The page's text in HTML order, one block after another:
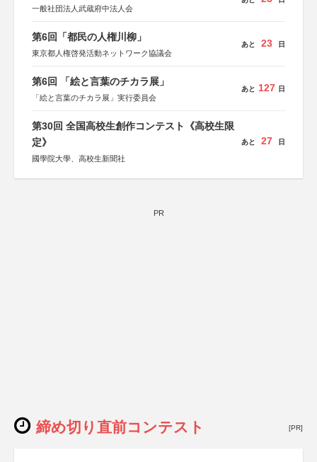
一般社団法人武蔵府中法人会
第6回「都民の人権川柳」
東京都人権啓発活動ネットワーク協議会
あと 23 日
第6回 「絵と言葉のチカラ展」
「絵と言葉のチカラ展」実行委員会
あと 127 日
第30回 全国高校生創作コンテスト《高校生限
定》
國學院大學、高校生新聞社
あと 27 日
PR
締め切り直前コンテスト [PR]